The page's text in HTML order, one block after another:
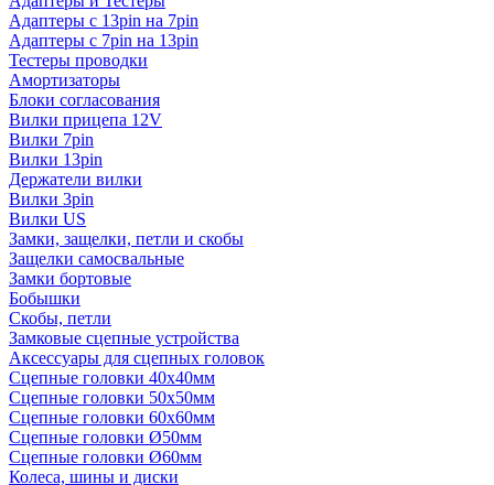
Адаптеры с 13pin на 7pin
Адаптеры с 7pin на 13pin
Тестеры проводки
Амортизаторы
Блоки согласования
Вилки прицепа 12V
Вилки 7pin
Вилки 13pin
Держатели вилки
Вилки 3pin
Вилки US
Замки, защелки, петли и скобы
Защелки самосвальные
Замки бортовые
Бобышки
Скобы, петли
Замковые сцепные устройства
Аксессуары для сцепных головок
Сцепные головки 40x40мм
Сцепные головки 50x50мм
Сцепные головки 60x60мм
Сцепные головки Ø50мм
Сцепные головки Ø60мм
Колеса, шины и диски